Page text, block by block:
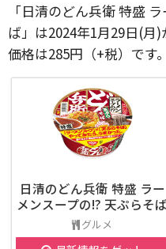
「日清のどん兵衛 特盛
ば」は2024年1月29日(月)
価格は285円（+税）です。
日清のどん兵衛 特盛 ラー
メンスープの!? 天ぷらそば
グルメ